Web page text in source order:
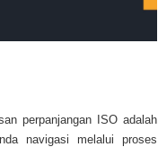
perpanjangan ISO adalah
navigasi melalui proses